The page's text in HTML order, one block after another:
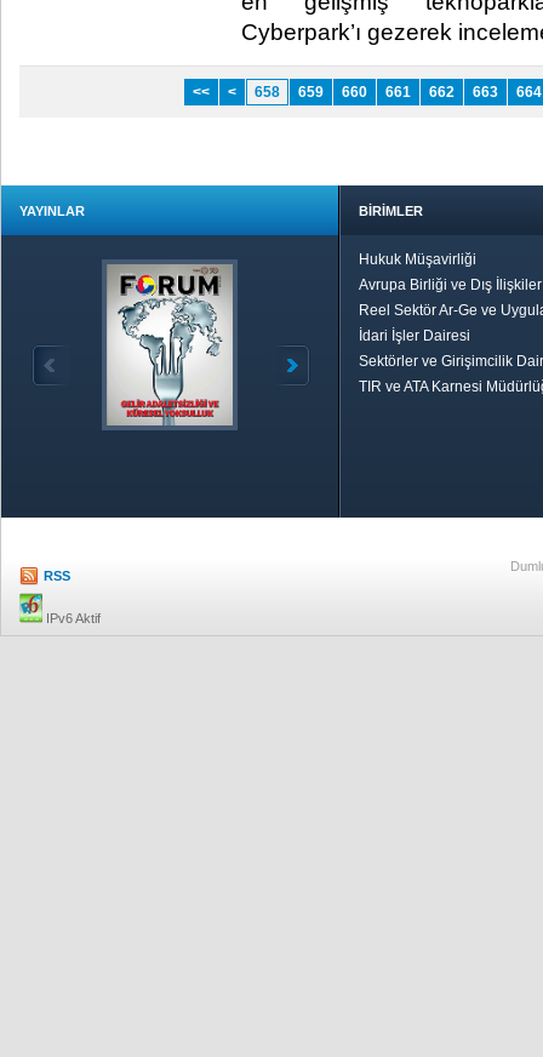
Cyberpark’ı gezerek
<< < 658 659 660 661 662 663 664
YAYINLAR BİRİMLER
Hukuk Müşavirliği
Avrupa Birliği ve Dış
Reel Sektör Ar-Ge ve
İdari İşler Dairesi
Sektörler ve Girişimcilik
TIR ve ATA Karnesi
RSS
IPv6 Aktif